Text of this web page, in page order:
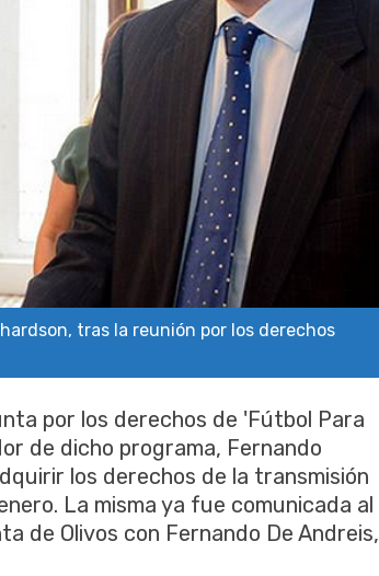
tras la reunión por los derechos
por los derechos de 'Fútbol Para
de dicho programa, Fernando
los derechos de la transmisión
La misma ya fue comunicada al
de Olivos con Fernando De Andreis,